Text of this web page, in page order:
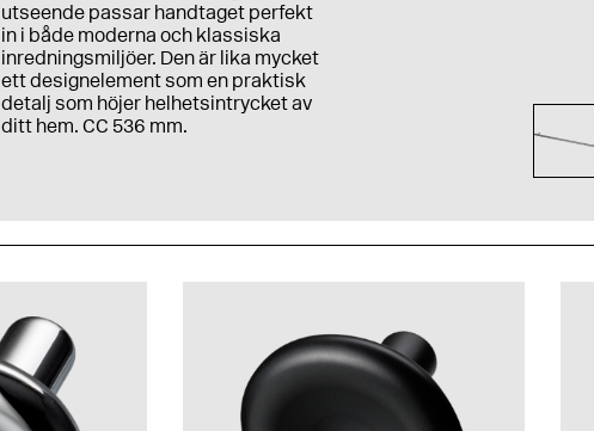
utseende passar handtaget perfekt
in i både moderna och klassiska
inredningsmiljöer. Den är lika mycket
ett designelement som en praktisk
detalj som höjer helhetsintrycket av
ditt hem. CC 536 mm.